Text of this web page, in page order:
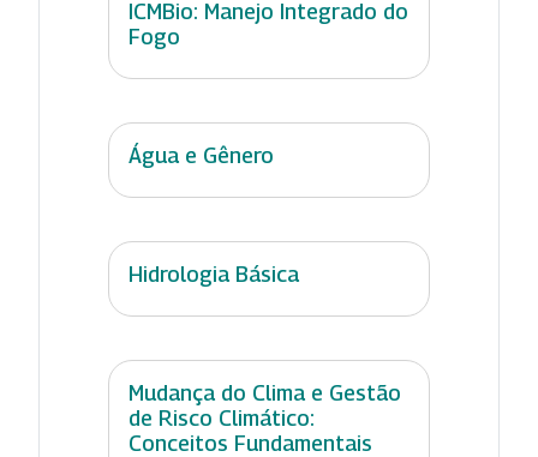
ICMBio: Manejo Integrado do
Fogo
Água e Gênero
Hidrologia Básica
Mudança do Clima e Gestão
de Risco Climático:
Conceitos Fundamentais